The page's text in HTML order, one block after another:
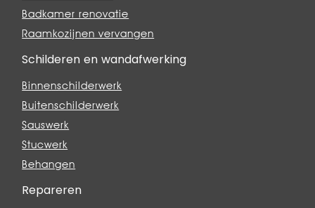
Badkamer renovatie
Raamkozijnen vervangen
Schilderen en wandafwerking
Binnenschilderwerk
Buitenschilderwerk
Sauswerk
Stucwerk
Behangen
Repareren